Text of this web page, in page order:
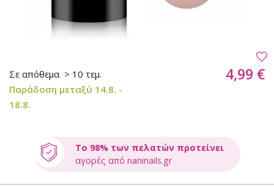
Σε απόθεμα > 10 τεμ.
Παράδοση μεταξύ 14.8. -
18.8.
4,99 €
Το 98% των πελατών προτείνει
αγορές από naninails.gr